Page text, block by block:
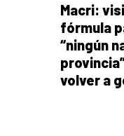
Macri:
fórmula
“ningún
volver a